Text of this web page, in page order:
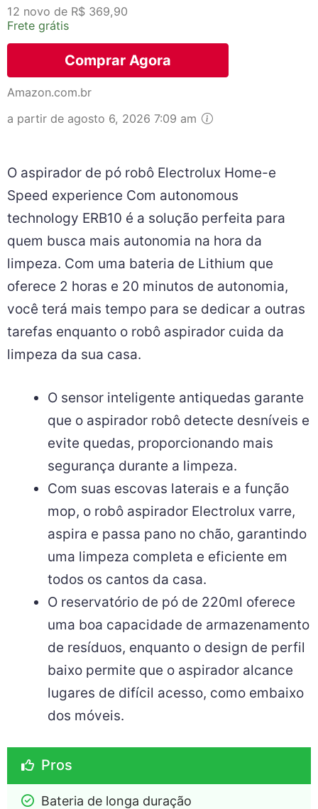
12 novo de R$ 369,90
Frete grátis
Comprar Agora
Amazon.com.br
a partir de agosto 6, 2026 7:09 am
O aspirador de pó robô Electrolux Home-e
Speed experience Com autonomous
technology ERB10 é a solução perfeita para
quem busca mais autonomia na hora da
limpeza. Com uma bateria de Lithium que
oferece 2 horas e 20 minutos de autonomia,
você terá mais tempo para se dedicar a outras
tarefas enquanto o robô aspirador cuida da
limpeza da sua casa.
O sensor inteligente antiquedas garante
que o aspirador robô detecte desníveis e
evite quedas, proporcionando mais
segurança durante a limpeza.
Com suas escovas laterais e a função
mop, o robô aspirador Electrolux varre,
aspira e passa pano no chão, garantindo
uma limpeza completa e eficiente em
todos os cantos da casa.
O reservatório de pó de 220ml oferece
uma boa capacidade de armazenamento
de resíduos, enquanto o design de perfil
baixo permite que o aspirador alcance
lugares de difícil acesso, como embaixo
dos móveis.
Pros
Bateria de longa duração